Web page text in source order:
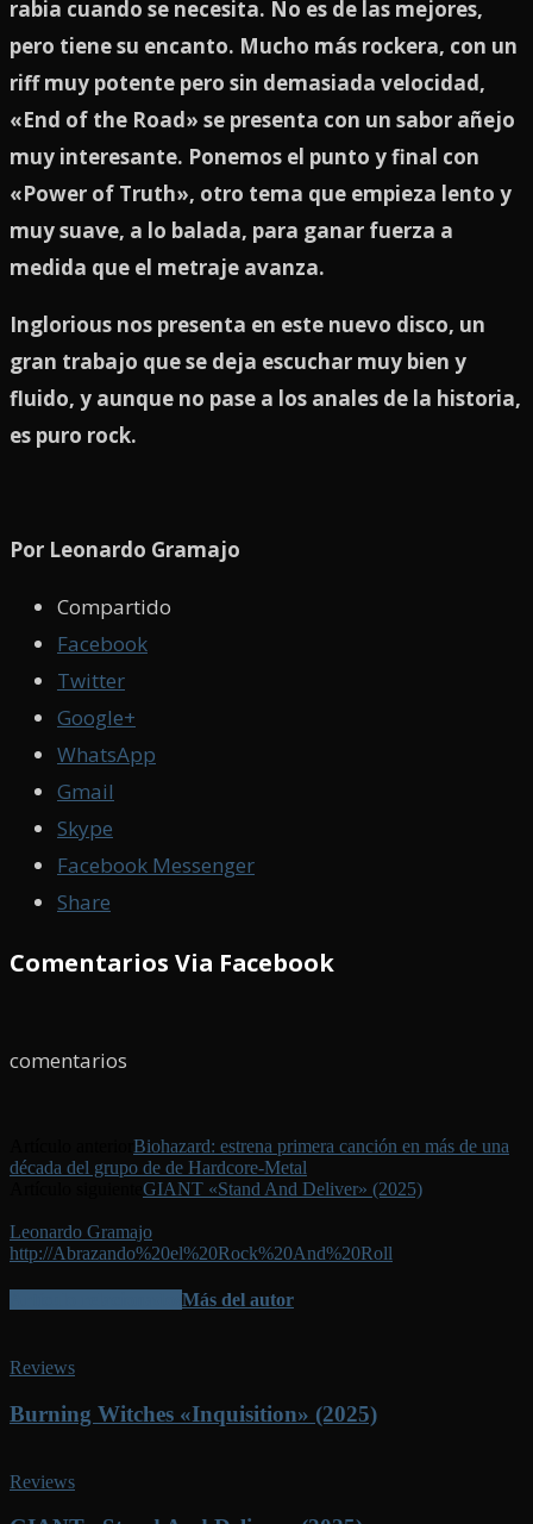
rabia cuando se necesita. No es de las mejores,
pero tiene su encanto. Mucho más rockera, con un
riff muy potente pero sin demasiada velocidad,
«End of the Road» se presenta con un sabor añejo
muy interesante. Ponemos el punto y final con
«Power of Truth», otro tema que empieza lento y
muy suave, a lo balada, para ganar fuerza a
medida que el metraje avanza.
Inglorious nos presenta en este nuevo disco, un
gran trabajo que se deja escuchar muy bien y
fluido, y aunque no pase a los anales de la historia,
es puro rock.
Por Leonardo Gramajo
Compartido
Facebook
Twitter
Google+
WhatsApp
Gmail
Skype
Facebook Messenger
Share
Comentarios Via Facebook
comentarios
Biohazard: estrena primera canción en más de una
década del grupo de de Hardcore-Metal
GIANT «Stand And Deliver» (2025)
Leonardo Gramajo
http://Abrazando%20el%20Rock%20And%20Roll
Más del autor
Reviews
Burning Witches «Inquisition» (2025)
Reviews